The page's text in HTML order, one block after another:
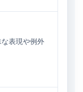
表現や例外